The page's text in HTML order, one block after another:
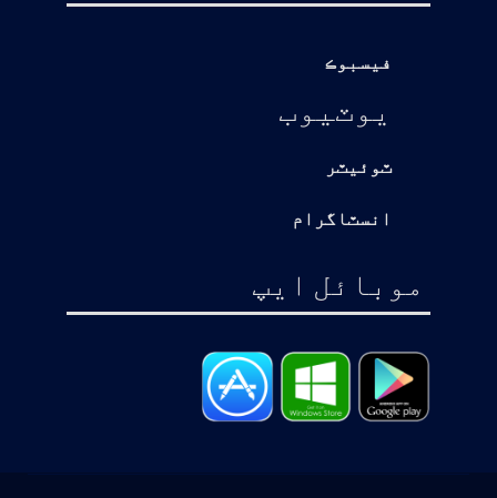
فيسبوڪ
يوٽيوب
ٽوئيٽر
انسٽاگرام
موبائل ايپ